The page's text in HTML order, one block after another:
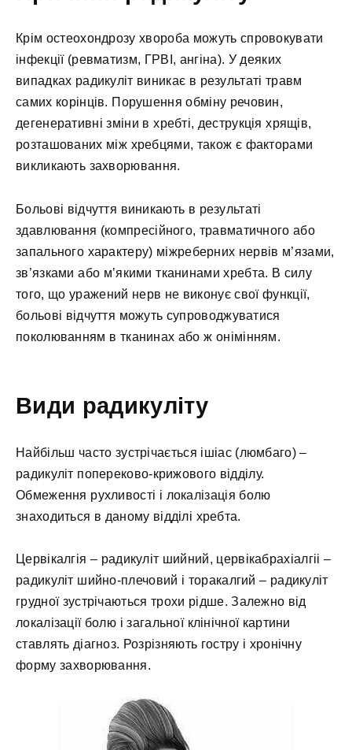
Крім остеохондрозу хвороба можуть спровокувати
інфекції (ревматизм, ГРВІ, ангіна). У деяких
випадках радикуліт виникає в результаті травм
самих корінців. Порушення обміну речовин,
дегенеративні зміни в хребті, деструкція хрящів,
розташованих між хребцями, також є факторами
викликають захворювання.
Больові відчуття виникають в результаті
здавлювання (компресійного, травматичного або
запального характеру) міжреберних нервів м’язами,
зв’язками або м’якими тканинами хребта. В силу
того, що уражений нерв не виконує свої функції,
больові відчуття можуть супроводжуватися
поколюванням в тканинах або ж онімінням.
Види радикуліту
Найбільш часто зустрічається ішіас (люмбаго) –
радикуліт попереково-крижового відділу.
Обмеження рухливості і локалізація болю
знаходиться в даному відділі хребта.
Цервікалгія – радикуліт шийний, цервікабрахіалгіі –
радикуліт шийно-плечовий і торакалгий – радикуліт
грудної зустрічаються трохи рідше. Залежно від
локалізації болю і загальної клінічної картини
ставлять діагноз. Розрізняють гостру і хронічну
форму захворювання.